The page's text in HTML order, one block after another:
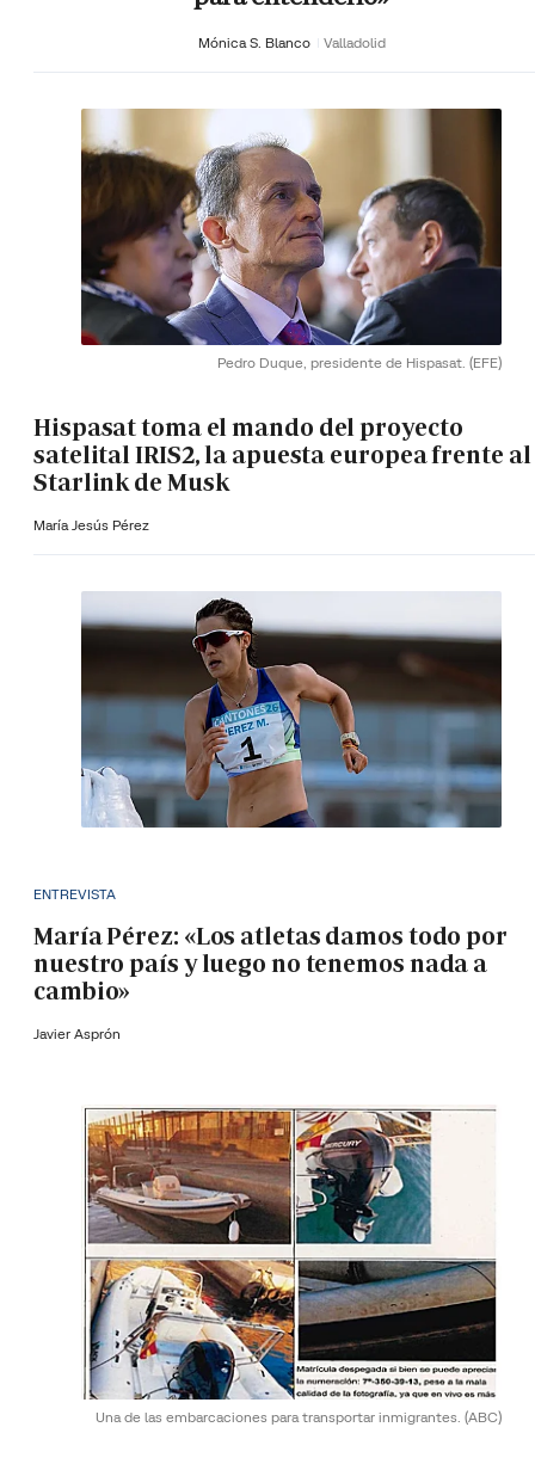
Mónica S. Blanco Valladolid
Pedro Duque, presidente de Hispasat. (EFE)
Hispasat toma el mando del proyecto
satelital IRIS2, la apuesta europea frente al
Starlink de Musk
María Jesús Pérez
ENTREVISTA
María Pérez: «Los atletas damos todo por
nuestro país y luego no tenemos nada a
cambio»
Javier Asprón
Una de las embarcaciones para transportar inmigrantes. (ABC)